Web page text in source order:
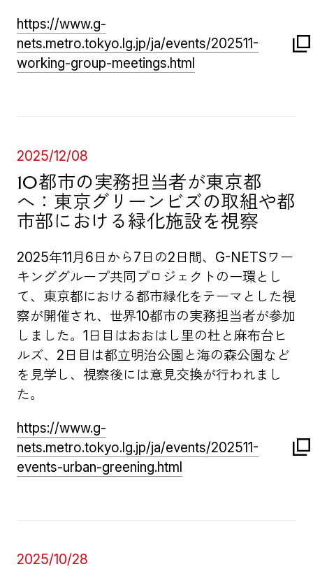
https://www.g-
nets.metro.tokyo.lg.jp/ja/events/202511-
working-group-meetings.html
2025/12/08
10都市の実務担当者が東京都
へ：東京グリーンビズの取組や都
市部における緑化施設を視察
2025年11月6日から7日の2日間、G-NETSワー
キンググループ共同プロジェクトの一環とし
て、東京都における都市緑化をテーマとした視
察が開催され、世界10都市の実務担当者が参加
しました。1日目はおおはし里の杜と麻布台ヒ
ルズ、2日目は都立明治公園と海の森公園など
を見学し、視察後には意見交換が行われまし
た。
https://www.g-
nets.metro.tokyo.lg.jp/ja/events/202511-
events-urban-greening.html
2025/10/28